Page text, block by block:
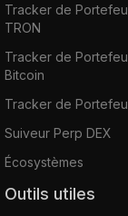
Tracker de
TRON
Tracker de
Bitcoin
Tracker de
Suiveur Perp DEX
Écosystèmes
Outils utiles